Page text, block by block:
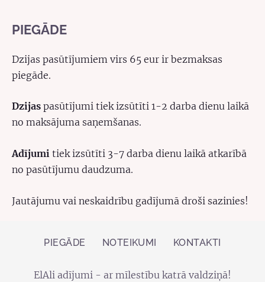
PIEGĀDE
Dzijas pasūtījumiem virs 65 eur ir bezmaksas
piegāde.
Dzijas pasūtījumi tiek izsūtīti 1-2 darba dienu laikā
no maksājuma saņemšanas.
Adījumi tiek izsūtīti 3-7 darba dienu laikā atkarībā
no pasūtījumu daudzuma.
Jautājumu vai neskaidrību gadījumā droši sazinies!
PIEGĀDE NOTEIKUMI KONTAKTI
ElAli adījumi - ar mīlestību katrā valdziņā!